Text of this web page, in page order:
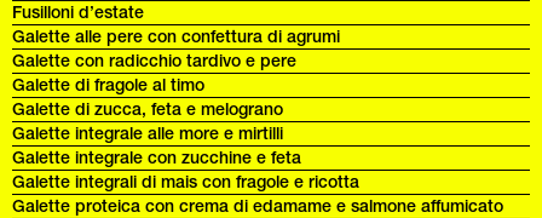
Fusilloni d’estate
Galette alle pere con confettura di agrumi
Galette con radicchio tardivo e pere
Galette di fragole al timo
Galette di zucca, feta e melograno
Galette integrale alle more e mirtilli
Galette integrale con zucchine e feta
Galette integrali di mais con fragole e ricotta
Galette proteica con crema di edamame e salmone affumicato